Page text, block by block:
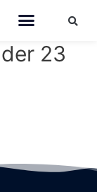
23